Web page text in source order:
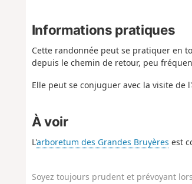
Informations pratiques
Cette randonnée peut se pratiquer en
depuis le chemin de retour, peu
Elle peut se conjuguer avec la visite de
À voir
L'arboretum des Grandes Bruyères est
Soyez toujours prudent et prévoyant